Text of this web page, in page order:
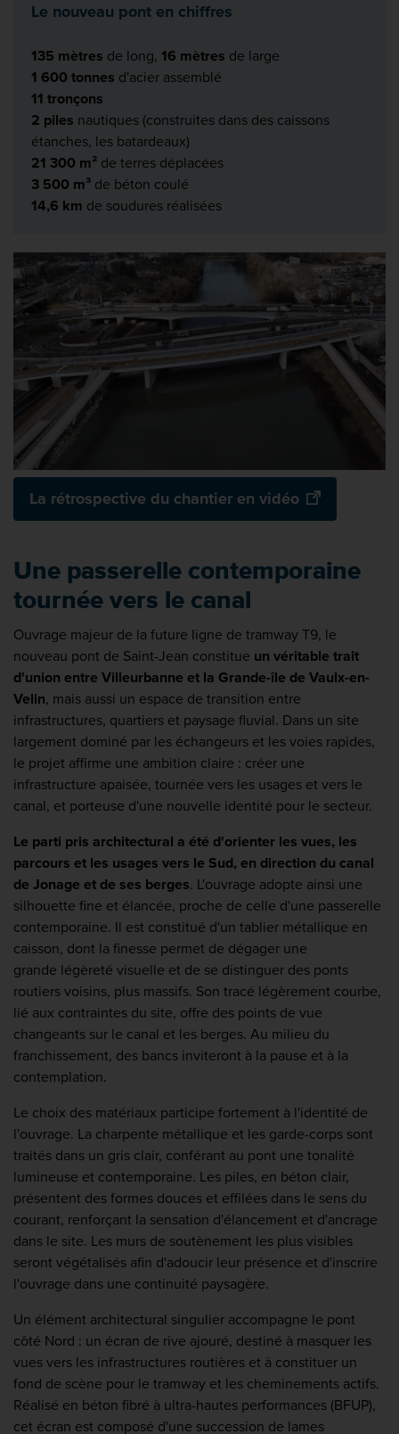
Le nouveau pont en chiffres
135 mètres de long, 16 mètres de large
1 600 tonnes d'acier assemblé
11 tronçons
2 piles nautiques (construites dans des caissons
étanches, les batardeaux)
21 300 m² de terres déplacées
3 500 m³ de béton coulé
14,6 km de soudures réalisées
La rétrospective du chantier en vidéo
Une passerelle contemporaine
tournée vers le canal
Ouvrage majeur de la future ligne de tramway T9, le
nouveau pont de Saint-Jean constitue un véritable trait
d'union entre Villeurbanne et la Grande-île de Vaulx-en-
Velin, mais aussi un espace de transition entre
infrastructures, quartiers et paysage fluvial. Dans un site
largement dominé par les échangeurs et les voies rapides,
le projet affirme une ambition claire : créer une
infrastructure apaisée, tournée vers les usages et vers le
canal, et porteuse d'une nouvelle identité pour le secteur.
Le parti pris architectural a été d'orienter les vues, les
parcours et les usages vers le Sud, en direction du canal
de Jonage et de ses berges. L'ouvrage adopte ainsi une
silhouette fine et élancée, proche de celle d'une passerelle
contemporaine. Il est constitué d'un tablier métallique en
caisson, dont la finesse permet de dégager une
grande légèreté visuelle et de se distinguer des ponts
routiers voisins, plus massifs. Son tracé légèrement courbe,
lié aux contraintes du site, offre des points de vue
changeants sur le canal et les berges. Au milieu du
franchissement, des bancs inviteront à la pause et à la
contemplation.
Le choix des matériaux participe fortement à l'identité de
l'ouvrage. La charpente métallique et les garde-corps sont
traités dans un gris clair, conférant au pont une tonalité
lumineuse et contemporaine. Les piles, en béton clair,
présentent des formes douces et effilées dans le sens du
courant, renforçant la sensation d'élancement et d'ancrage
dans le site. Les murs de soutènement les plus visibles
seront végétalisés afin d'adoucir leur présence et d'inscrire
l'ouvrage dans une continuité paysagère.
Un élément architectural singulier accompagne le pont
côté Nord : un écran de rive ajouré, destiné à masquer les
vues vers les infrastructures routières et à constituer un
fond de scène pour le tramway et les cheminements actifs.
Réalisé en béton fibré à ultra-hautes performances (BFUP),
cet écran est composé d'une succession de lames